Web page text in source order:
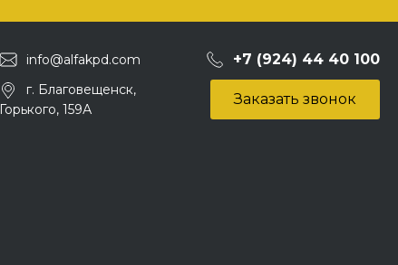
info@alfakpd.com +7 (924) 44 40 100
г. Благовещенск,
Горького, 159А
Заказать звонок